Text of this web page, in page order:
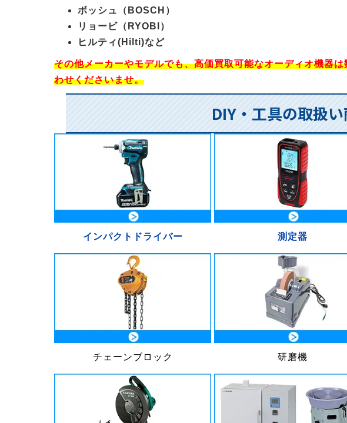
ボッシュ（BOSCH）
リョービ（RYOBI）
ヒルティ(Hilti)など
その他メーカーやモデルでも、高価買取可能なオーディオ機器
わせくださいませ。
DIY・工具の取扱
インパクトドライバー 測定器
チェーンブロック 研磨機